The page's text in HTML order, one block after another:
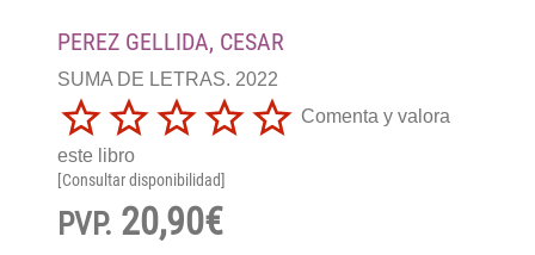
PEREZ GELLIDA, CESAR
SUMA DE LETRAS. 2022
Comenta y valora
este libro
[Consultar disponibilidad]
PVP. 20,90€